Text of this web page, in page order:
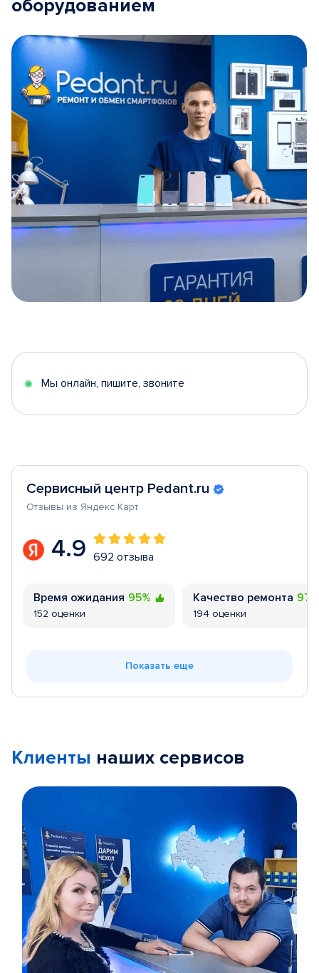
оборудованием
5
Мы онлайн, пишите, звоните
Сервисный центр Pedant.ru
Отзывы из Яндекс Карт
4.9 692 отзыва
Время ожидания 95%
152 оценки
Качество ремонта
194 оценки
Показать еще
Клиенты наших сервисов